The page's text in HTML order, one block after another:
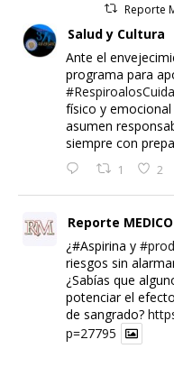
Reporte
Salud y Cultura
Ante el
programa para
físico y
asumen
siempre con
1 2
Reporte MEDICO
¿#Aspirina y
riesgos sin
¿Sabías que
potenciar el
de sangrado?
p=27795